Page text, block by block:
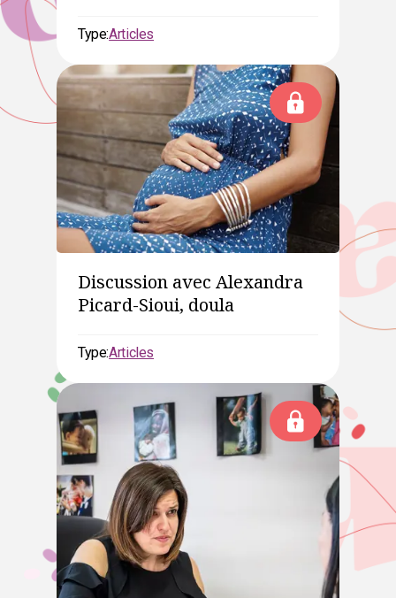
Type:Articles
Discussion avec Alexandra
Picard-Sioui, doula
Type:Articles